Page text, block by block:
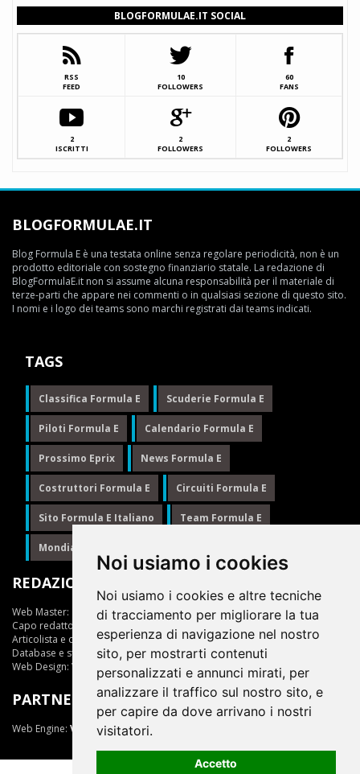
Noi usiamo i cookies
Noi usiamo i cookies e altre tecniche
di tracciamento per migliorare la tua
esperienza di navigazione nel nostro
sito, per mostrarti contenuti
personalizzati e annunci mirati, per
analizzare il traffico sul nostro sito, e
per capire da dove arrivano i nostri
visitatori.
Accetto
BLOGFORMULAE.IT SOCIAL
RSS
FEED
10
FOLLOWERS
60
FANS
2
ISCRITTI
2
FOLLOWERS
2
FOLLOWERS
BLOGFORMULAE.IT
Blog Formula E è una testata online senza regolare periodicità, non è un
prodotto editoriale con sostegno finanziario statale. La redazione di
BlogFormulaE.it non si assume alcuna responsabilità per il materiale di
terze-parti che appare nei commenti o in qualsiasi sezione di questo sito.
I nomi e i logo dei teams sono marchi registrati dai teams indicati.
TAGS
Classifica Formula E Scuderie Formula E
Piloti Formula E Calendario Formula E
Prossimo Eprix News Formula E
Costruttori Formula E Circuiti Formula E
Sito Formula E Italiano Team Formula E
Mondiale Formula E
REDAZIONE
Web Master:
Ing.Daniele Muscarella
Capo redattore:
Articolista e opinionista:Giuseppe Cianci
Database e statistiche:Marcella Toschi
Web Design: Vittorio Arena
PARTNER
Web Engine: ViDa 3.0